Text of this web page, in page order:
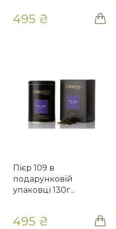
495 ₴
Пієр 109 в
подарунковій
упаковці 130г...
495 ₴